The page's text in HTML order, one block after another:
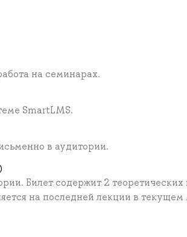
на семинарах.
SmartLMS.
в аудитории.
Билет содержит 2
на последней лекции в